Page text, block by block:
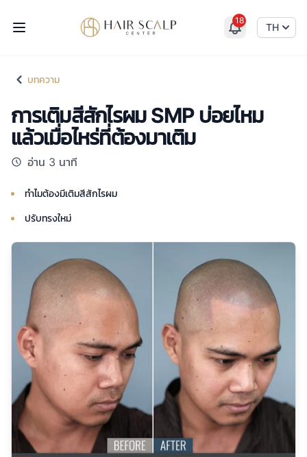
Hair Scalp Center 18
TH
บทความ
การเติมสีสักไรผม SMP บ่อยไหม
แล้วเมื่อไหร่ที่ต้องมาเติม
อ่าน 3 นาที
ทำไมต้องมีเติมสีสักไรผม
ปรับทรงใหม่